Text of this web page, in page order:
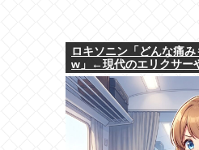
ロキソニン「どんな痛
w」←現代のエリクサー